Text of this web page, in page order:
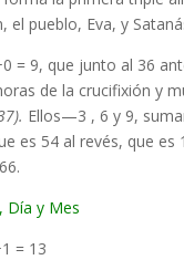
el pueblo, Eva, y
= 9, que junto al 36
de la crucifixión y
Ellos—3 , 6 y 9,
es 54 al revés, que es
Día y Mes
= 13